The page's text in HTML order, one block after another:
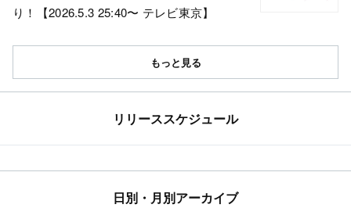
り！【2026.5.3 25:40〜 テレビ東京】
もっと見る
リリーススケジュール
日別・月別アーカイブ